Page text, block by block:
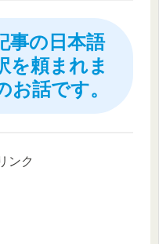
事の日本語
を頼まれま
お話です。
ンク